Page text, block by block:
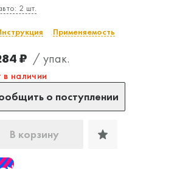
2 шт.
Применяемость
₽ / упак.
в наличии
о поступлении
В корзину